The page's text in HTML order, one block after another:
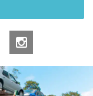
Instagram